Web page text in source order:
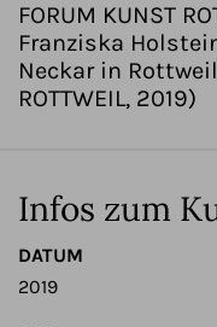
FORUM KUNST
Franziska
Neckar in Rottweil
ROTTWEIL, 2019)
Infos zum
DATUM
2019